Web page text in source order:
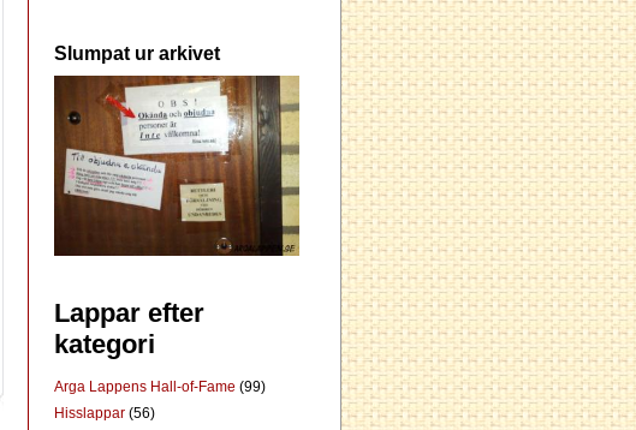
Slumpat ur arkivet
Lappar efter
kategori
Arga Lappens Hall-of-Fame (99)
Hisslappar (56)